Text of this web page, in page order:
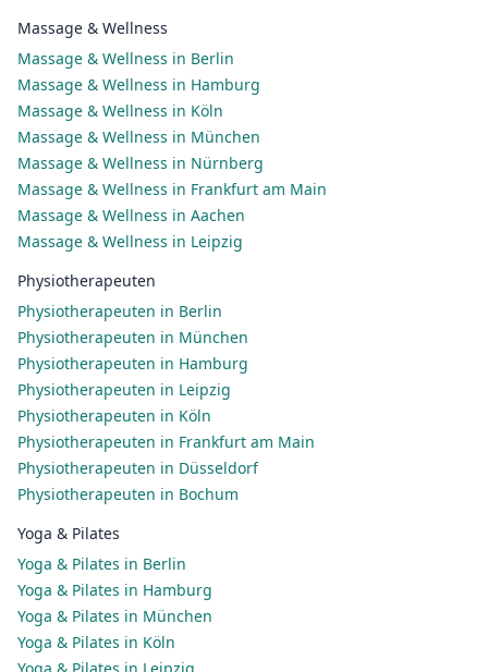
Massage & Wellness
Massage & Wellness in Berlin
Massage & Wellness in Hamburg
Massage & Wellness in Köln
Massage & Wellness in München
Massage & Wellness in Nürnberg
Massage & Wellness in Frankfurt am Main
Massage & Wellness in Aachen
Massage & Wellness in Leipzig
Physiotherapeuten
Physiotherapeuten in Berlin
Physiotherapeuten in München
Physiotherapeuten in Hamburg
Physiotherapeuten in Leipzig
Physiotherapeuten in Köln
Physiotherapeuten in Frankfurt am Main
Physiotherapeuten in Düsseldorf
Physiotherapeuten in Bochum
Yoga & Pilates
Yoga & Pilates in Berlin
Yoga & Pilates in Hamburg
Yoga & Pilates in München
Yoga & Pilates in Köln